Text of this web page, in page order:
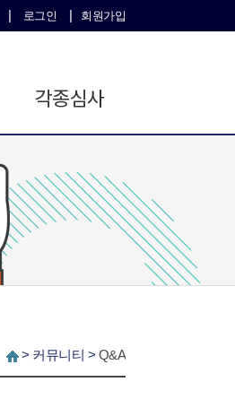
로그인 회원가입
각종심사
> 커뮤니티 > Q&A